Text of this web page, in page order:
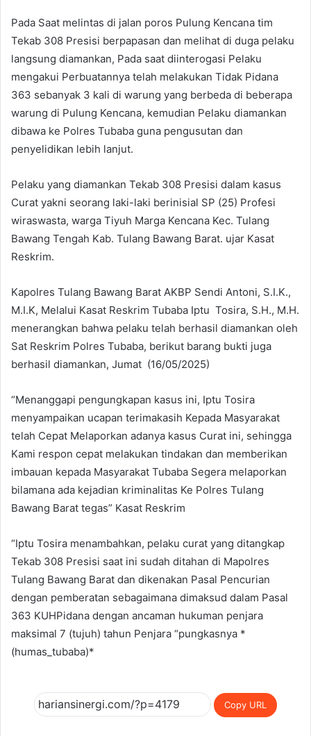
Pada Saat melintas di jalan poros Pulung Kencana tim
Tekab 308 Presisi berpapasan dan melihat di duga pelaku
langsung diamankan, Pada saat diinterogasi Pelaku
mengakui Perbuatannya telah melakukan Tidak Pidana
363 sebanyak 3 kali di warung yang berbeda di beberapa
warung di Pulung Kencana, kemudian Pelaku diamankan
dibawa ke Polres Tubaba guna pengusutan dan
penyelidikan lebih lanjut.
Pelaku yang diamankan Tekab 308 Presisi dalam kasus
Curat yakni seorang laki-laki berinisial SP (25) Profesi
wiraswasta, warga Tiyuh Marga Kencana Kec. Tulang
Bawang Tengah Kab. Tulang Bawang Barat. ujar Kasat
Reskrim.
Kapolres Tulang Bawang Barat AKBP Sendi Antoni, S.I.K.,
M.I.K, Melalui Kasat Reskrim Tubaba Iptu Tosira, S.H., M.H.
menerangkan bahwa pelaku telah berhasil diamankan oleh
Sat Reskrim Polres Tubaba, berikut barang bukti juga
berhasil diamankan, Jumat (16/05/2025)
“Menanggapi pengungkapan kasus ini, Iptu Tosira
menyampaikan ucapan terimakasih Kepada Masyarakat
telah Cepat Melaporkan adanya kasus Curat ini, sehingga
Kami respon cepat melakukan tindakan dan memberikan
imbauan kepada Masyarakat Tubaba Segera melaporkan
bilamana ada kejadian kriminalitas Ke Polres Tulang
Bawang Barat tegas” Kasat Reskrim
“Iptu Tosira menambahkan, pelaku curat yang ditangkap
Tekab 308 Presisi saat ini sudah ditahan di Mapolres
Tulang Bawang Barat dan dikenakan Pasal Pencurian
dengan pemberatan sebagaimana dimaksud dalam Pasal
363 KUHPidana dengan ancaman hukuman penjara
maksimal 7 (tujuh) tahun Penjara “pungkasnya *
(humas_tubaba)*
Copy URL